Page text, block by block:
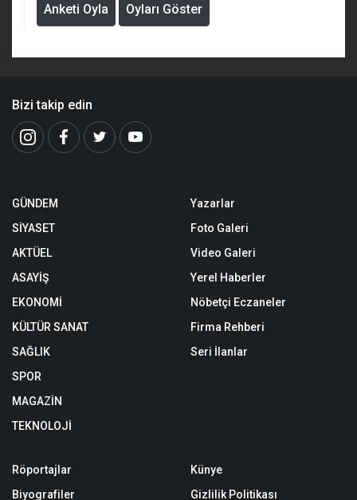
Anketi Oyla Oyları Göster
Bizi takip edin
GÜNDEM
SİYASET
AKTÜEL
ASAYİŞ
EKONOMİ
KÜLTÜR SANAT
SAĞLIK
SPOR
MAGAZİN
TEKNOLOJİ
Yazarlar
Foto Galeri
Video Galeri
Yerel Haberler
Nöbetçi Eczaneler
Firma Rehberi
Seri İlanlar
Röportajlar
Biyografiler
Künye
Gizlilik Politikası